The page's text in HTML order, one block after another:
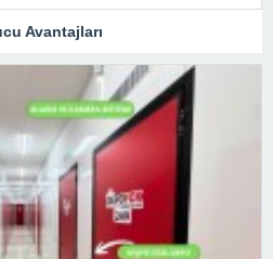
Avantajları